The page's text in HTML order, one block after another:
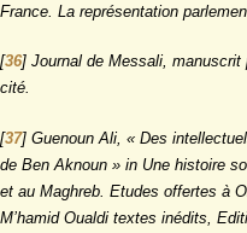
France. La représentation
[36] Journal de Messali,
cité.
[37] Guenoun Ali, « Des
de Ben Aknoun » in Une histoire
et au Maghreb. Etudes offertes à
M’hamid Oualdi textes inédits,